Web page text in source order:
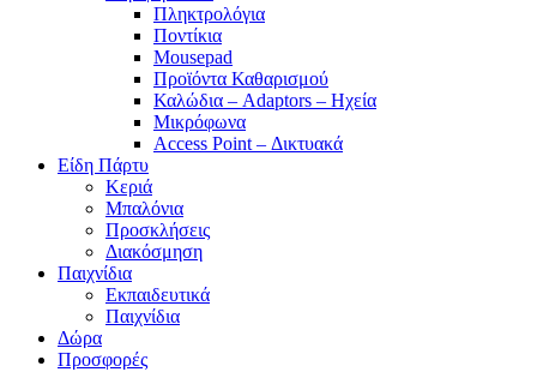
Πληκτρολόγια
Ποντίκια
Mousepad
Προϊόντα Καθαρισμού
Καλώδια – Adaptors – Ηχεία
Μικρόφωνα
Access Point – Δικτυακά
Είδη Πάρτυ
Κεριά
Μπαλόνια
Προσκλήσεις
Διακόσμηση
Παιχνίδια
Εκπαιδευτικά
Παιχνίδια
Δώρα
Προσφορές